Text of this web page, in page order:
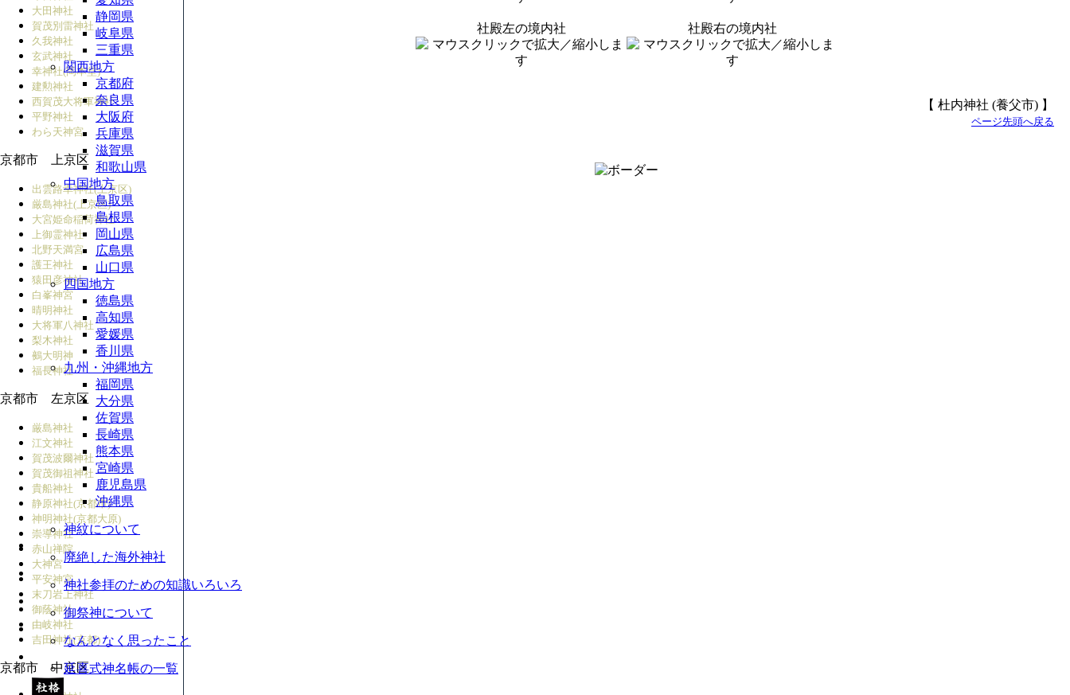
社殿左の境内社 社殿右の境内社
【 杜内神社 (養父市) 】
ページ先頭へ戻る
大田神社
賀茂別雷神社
久我神社
玄武神社
幸神社(岡本堂)
建勲神社
西賀茂大将軍神社
平野神社
わら天神宮
京都市 上京区
出雲路幸神社(上京区)
厳島神社(上京区)
大宮姫命稲荷神社
上御霊神社
北野天満宮
護王神社
猿田彦神社
白峯神宮
晴明神社
大将軍八神社
梨木神社
鵺大明神
福長神社
京都市 左京区
厳島神社
江文神社
賀茂波爾神社
賀茂御祖神社
貴船神社
静原神社(京都市)
神明神社(京都大原)
崇導神社
赤山禅院
大神宮
平安神宮
末刀岩上神社
御蔭神社
由岐神社
吉田神社(京都)
京都市 中京区
静岡県
岐阜県
三重県
関西地方
京都府
奈良県
大阪府
兵庫県
滋賀県
和歌山県
中国地方
鳥取県
島根県
岡山県
広島県
山口県
四国地方
徳島県
高知県
愛媛県
香川県
九州・沖縄地方
福岡県
大分県
佐賀県
長崎県
熊本県
宮崎県
鹿児島県
沖縄県
神紋について
廃絶した海外神社
神社参拝のための知識いろいろ
御祭神について
なんとなく思ったこと
延喜式神名帳の一覧